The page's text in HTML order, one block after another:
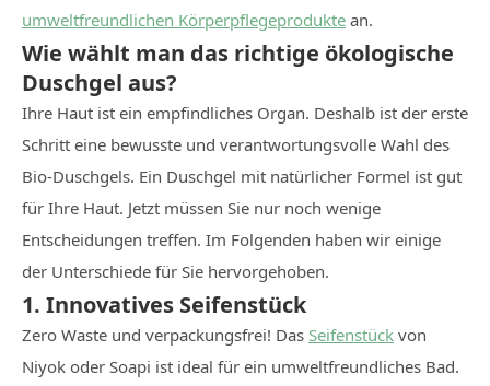
umweltfreundlichen Körperpflegeprodukte an.
Wie wählt man das richtige ökologische
Duschgel aus?
Ihre Haut ist ein empfindliches Organ. Deshalb ist der erste
Schritt eine bewusste und verantwortungsvolle Wahl des
Bio-Duschgels. Ein Duschgel mit natürlicher Formel ist gut
für Ihre Haut. Jetzt müssen Sie nur noch wenige
Entscheidungen treffen. Im Folgenden haben wir einige
der Unterschiede für Sie hervorgehoben.
1. Innovatives Seifenstück
Zero Waste und verpackungsfrei! Das Seifenstück von
Niyok oder Soapi ist ideal für ein umweltfreundliches Bad.